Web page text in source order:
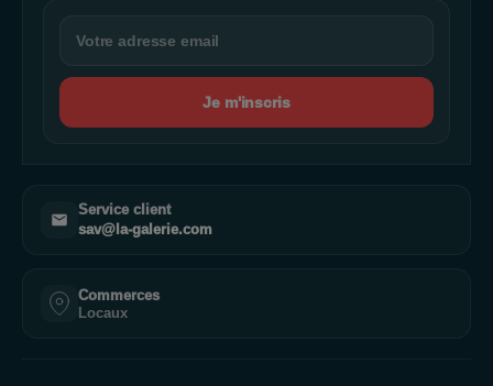
Je m'inscris
Service client
sav@la-galerie.com
Commerces
Locaux